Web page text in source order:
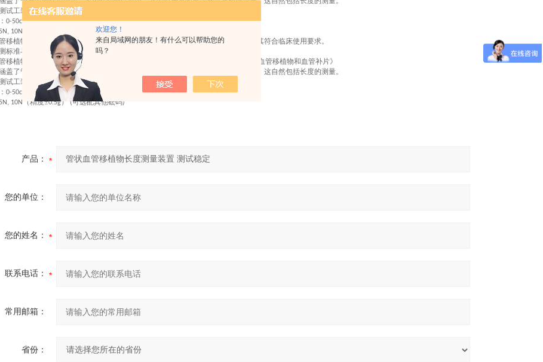
欢迎您！
来自局域网的朋友！有什么可以帮助您的
吗？
试工装
0-50cm(精度1mm)
10N 可选配其他砝码
移植物在生产和检测过程中，其长度是一个关键尺寸参数，需要精确测量以确保其符合临床使用要求。
标准与测量方法
移植物的检测遵循行业标准，例如
《心血管植入物 血管假体 管状血管移植物和血管补片》‌‌
盖了管状血管移植物的一系列性能测试要求，其中对产品的尺寸精度有明确规定，这自然包括长度的测量。
试工装
0-50cm( 精度 1mm)
10N （精度±0.5g） (可选配其他砝码)
产品：
您的单位：
您的姓名：
联系电话：
常用邮箱：
省份：